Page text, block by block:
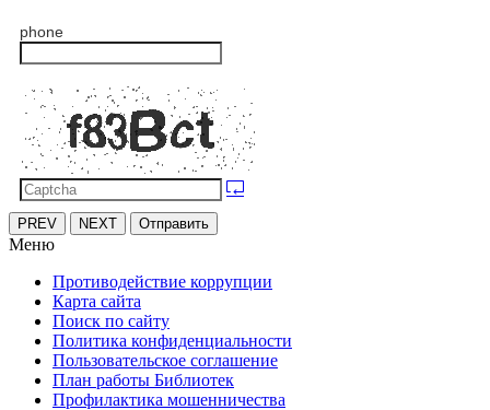
phone
PREV NEXT Отправить
Меню
Противодействие коррупции
Карта сайта
Поиск по сайту
Политика конфиденциальности
Пользовательское соглашение
План работы Библиотек
Профилактика мошенничества